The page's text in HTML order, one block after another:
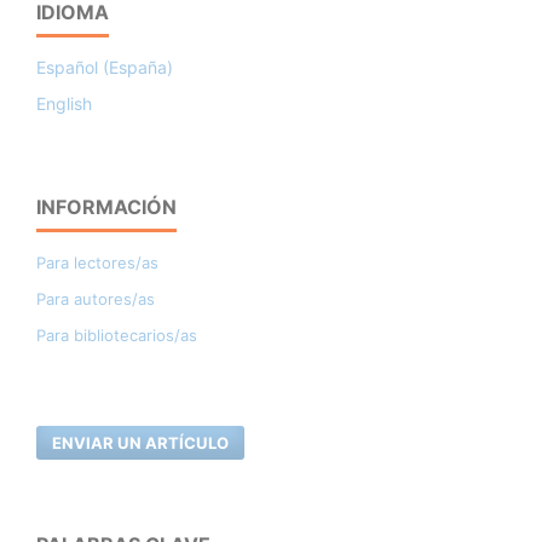
IDIOMA
Español (España)
English
INFORMACIÓN
Para lectores/as
Para autores/as
Para bibliotecarios/as
ENVIAR UN ARTÍCULO